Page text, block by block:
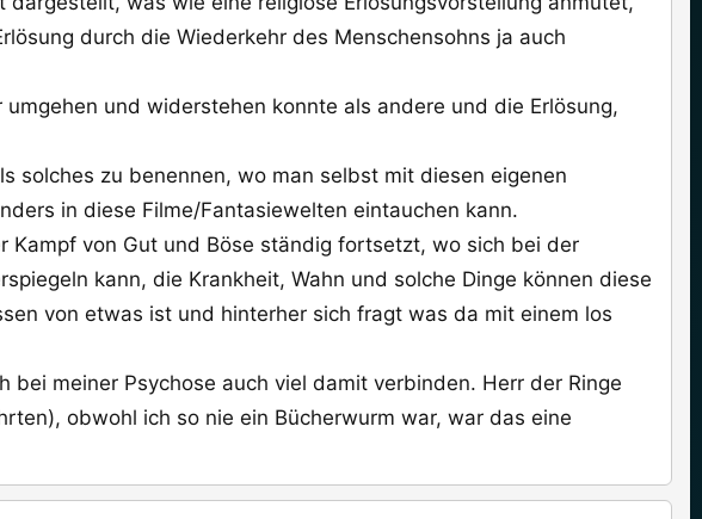
durch die Wiederkehr des Menschensohns ja auch
und widerstehen konnte als andere und die Erlösung,
solches zu benennen, wo man selbst mit diesen eigenen
in diese Filme/Fantasiewelten eintauchen kann.
Kampf von Gut und Böse ständig fortsetzt, wo sich bei der
kann, die Krankheit, Wahn und solche Dinge können diese
von etwas ist und hinterher sich fragt was da mit einem los
meiner Psychose auch viel damit verbinden. Herr der Ringe
obwohl ich so nie ein Bücherwurm war, war das eine